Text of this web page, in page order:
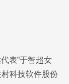
表”于智超女
科技软件股份